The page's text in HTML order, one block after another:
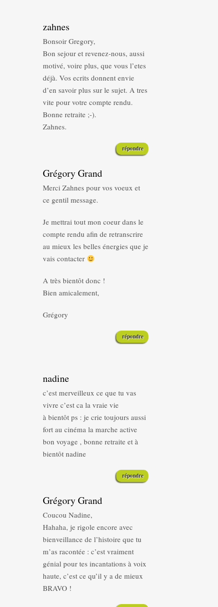
zahnes
Bonsoir Gregory,
Bon sejour et revenez-nous, aussi
motivé, voire plus, que vous l’etes
déjà. Vos ecrits donnent envie
d’en savoir plus sur le sujet. A tres
vite pour votre compte rendu.
Bonne retraite ;-).
Zahnes.
répondre
Grégory Grand
Merci Zahnes pour vos voeux et
ce gentil message.
Je mettrai tout mon coeur dans le
compte rendu afin de retranscrire
au mieux les belles énergies que je
vais contacter
A très bientôt donc !
Bien amicalement,
Grégory
répondre
nadine
c’est merveilleux ce que tu vas
vivre c’est ca la vraie vie
à bientôt ps : je crie toujours aussi
fort au cinéma la marche active
bon voyage , bonne retraite et à
bientôt nadine
répondre
Grégory Grand
Coucou Nadine,
Hahaha, je rigole encore avec
bienveillance de l’histoire que tu
m’as racontée : c’est vraiment
génial pour tes incantations à voix
haute, c’est ce qu’il y a de mieux
BRAVO !